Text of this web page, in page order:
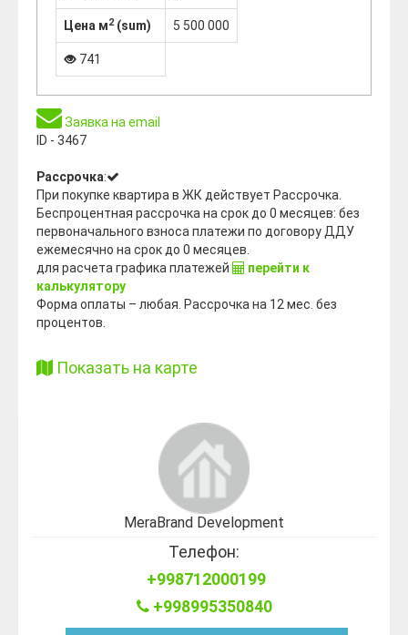
Цена м2(sum) 5 500 000
741
Заявка на email
ID - 3467
Рассрочка:
При покупке квартира в ЖК действует Рассрочка.
Беспроцентная рассрочка на срок до 0 месяцев: без
первоначального взноса платежи по договору ДДУ
ежемесячно на срок до 0 месяцев.
для расчета графика платежей
перейти к
калькулятору
Форма оплаты – любая. Рассрочка на 12 мес. без
процентов.
Показать на карте
MeraBrand Development
Телефон:
+998712000199
+998995350840